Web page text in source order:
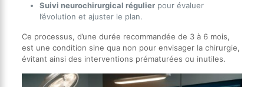
Suivi neurochirurgical régulierpour évaluer
l’évolution et ajuster le plan.
Ce processus, d’une durée recommandée de 3 à 6 mois,
est une condition sine qua non pour envisager la chirurgie,
évitant ainsi des interventions prématurées ou inutiles.